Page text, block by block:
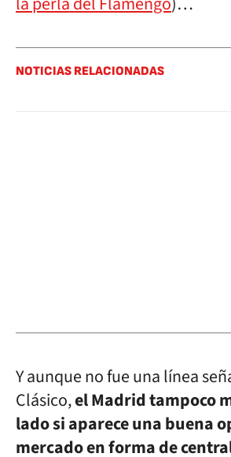
NOTICIAS RELACIONADAS
Y aunque no fue una línea
Clásico,el Madrid tampoco
lado si aparece una buena
mercado en forma de